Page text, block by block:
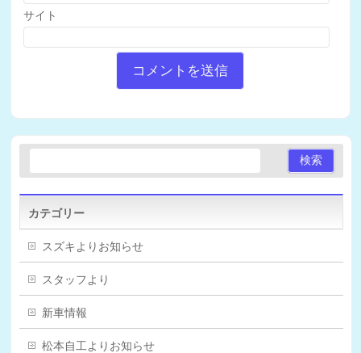
サイト
カテゴリー
スズキよりお知らせ
スタッフより
新車情報
松本自工よりお知らせ